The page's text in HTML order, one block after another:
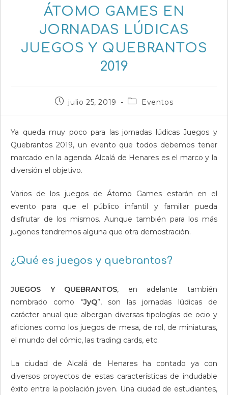
ÁTOMO GAMES EN
JORNADAS LÚDICAS
JUEGOS Y QUEBRANTOS
2019
Publicación
entrada:
julio 25, 2019
Categoría
entrada:
Eventos
Ya queda muy poco para las jornadas lúdicas Juegos y
Quebrantos 2019, un evento que todos debemos tener
marcado en la agenda. Alcalá de Henares es el marco y la
diversión el objetivo.
Varios de los juegos de Átomo Games estarán en el
evento para que el público infantil y familiar pueda
disfrutar de los mismos. Aunque también para los más
jugones tendremos alguna que otra demostración.
¿Qué es juegos y quebrantos?
JUEGOS Y QUEBRANTOS, en adelante también
nombrado como “JyQ”, son las jornadas lúdicas de
carácter anual que albergan diversas tipologías de ocio y
aficiones como los juegos de mesa, de rol, de miniaturas,
el mundo del cómic, las trading cards, etc.
La ciudad de Alcalá de Henares ha contado ya con
diversos proyectos de estas características de indudable
éxito entre la población joven. Una ciudad de estudiantes,